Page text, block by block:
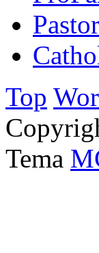
Top
Tema